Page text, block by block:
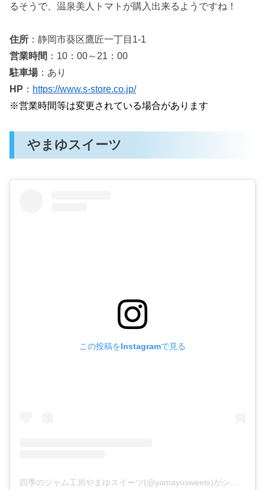
るそうで、温泉美人トマトが購入出来るようですね！
住所 ：静岡市葵区鷹匠一丁目1-1
営業時間 ：10：00～21：00
駐車場：あり
HP ： https://www.s-store.co.jp/
※営業時間等は変更されている場合があります
やまゆスイーツ
この投稿をInstagramで見る